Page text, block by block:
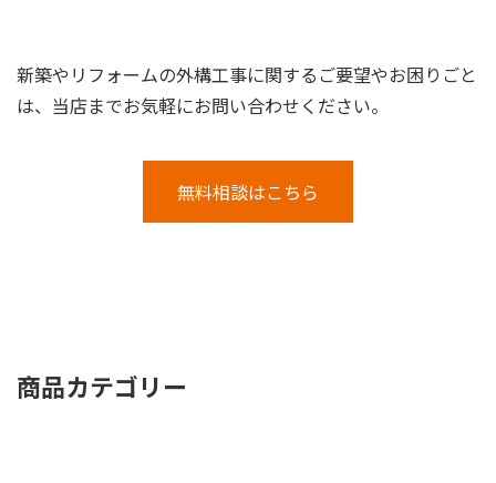
新築やリフォームの外構工事に関するご要望やお困りごと
は、当店までお気軽にお問い合わせください。
無料相談はこちら
商品カテゴリー